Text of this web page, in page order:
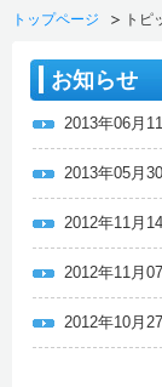
トップページ トピ
お知らせ
2013年06月
2013年05月
2012年11月
2012年11月
2012年10月